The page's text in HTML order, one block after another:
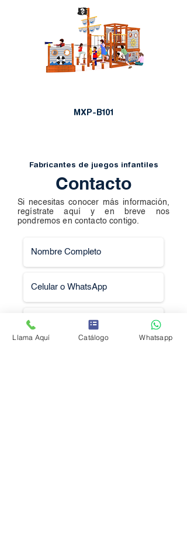
MXP-B101
Fabricantes de juegos infantiles
Contacto
Si necesitas conocer más información,
regístrate aquí y en breve nos
pondremos en contacto contigo.
Llama Aquí Catálogo Whatsapp